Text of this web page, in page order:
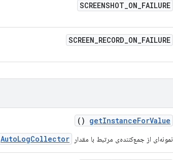
SCREENSHOT_ON_FAILURE
SCREEN_RECORD_ON_FAILURE
getInstanceForValue
()
نمونه‌ای از جمع‌کننده‌ی مرتبط با مقدار AutoLogCollector